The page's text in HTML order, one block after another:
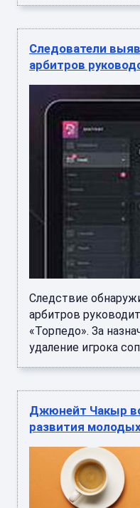
Следователи
арбитров
Следствие
арбитров
«Торпедо». За
удаление игрока
Джюнейт Чакыр
развития